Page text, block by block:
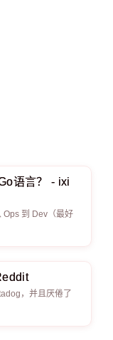
语言？ - ixi
Ops 到 Dev（最好
，并且厌倦了